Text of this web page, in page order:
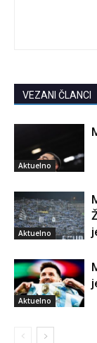
VEZANI ČLANCI
Aktuelno
Aktuelno
Aktuelno